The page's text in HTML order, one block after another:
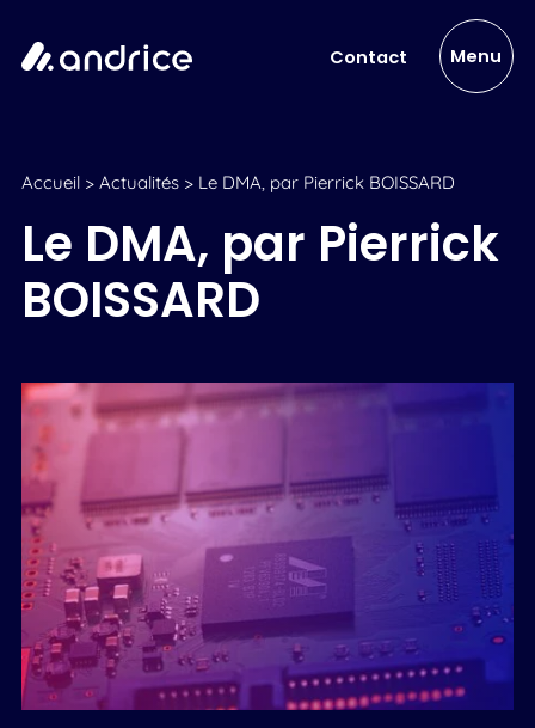
Contact Menu
Accueil> Actualités> Le DMA, par Pierrick BOISSARD
Le DMA, par Pierrick
BOISSARD